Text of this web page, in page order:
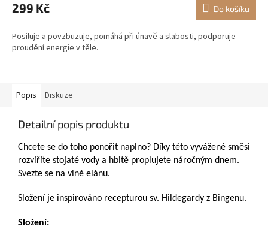
299 Kč Do košíku
Posiluje a povzbuzuje, pomáhá při únavě a slabosti, podporuje
proudění energie v těle.
Popis Diskuze
Detailní popis produktu
Chcete se do toho ponořit naplno? Díky této vyvážené směsi
rozvíříte stojaté vody a hbitě proplujete náročným dnem.
Svezte se na vlně elánu.
Složení je inspirováno recepturou sv. Hildegardy z Bingenu.
Složení: